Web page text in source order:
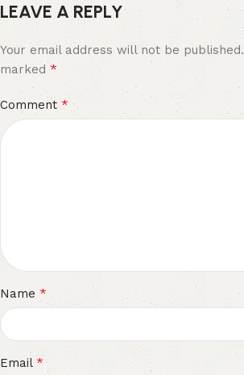
LEAVE A REPLY
Your email address will not be published.
marked *
Comment *
Name *
Email *